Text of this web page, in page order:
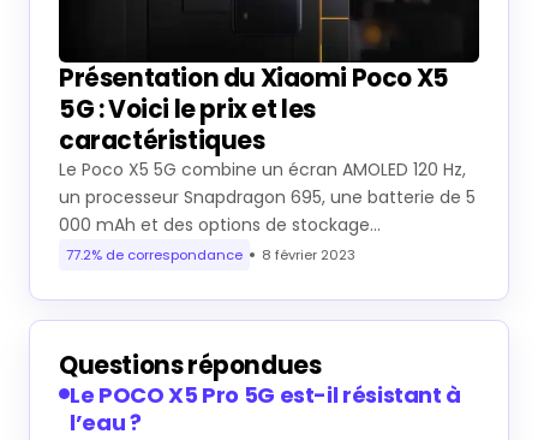
Présentation du Xiaomi Poco X5
5G : Voici le prix et les
caractéristiques
Le Poco X5 5G combine un écran AMOLED 120 Hz,
un processeur Snapdragon 695, une batterie de 5
000 mAh et des options de stockage…
77.2% de correspondance 8 février 2023
Questions répondues
Le POCO X5 Pro 5G est-il résistant à
l’eau ?